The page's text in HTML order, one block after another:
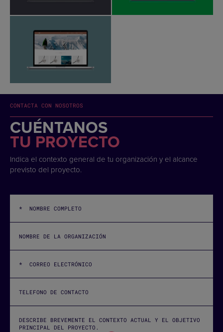
CONTACTA CON NOSOTROS
CUÉNTANOS
TU PROYECTO
Indica el contexto general de tu organización y el alcance
previsto del proyecto.